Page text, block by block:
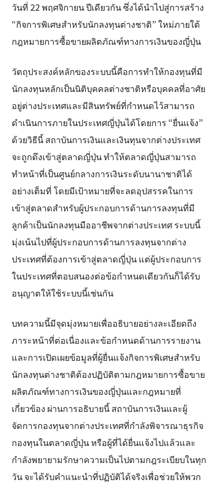
วันที่ 22 พฤศจิกายน ปีเดียวกัน ซึ่งได้นำไปสู่การสร้าง
“กิจการพิเศษสำหรับนักลงทุนต่างชาติ” ใหม่ภายใต้
กฎหมายการซื้อขายผลิตภัณฑ์ทางการเงินของญี่ปุ่น
วัตถุประสงค์หลักของระบบนี้คือการทำให้กองทุนที่มี
นักลงทุนหลักเป็นนิติบุคคลต่างชาติหรือบุคคลที่อาศัย
อยู่ต่างประเทศและมีสินทรัพย์ที่กำหนดไว้สามารถ
ดำเนินการภายในประเทศญี่ปุ่นได้โดยการ “ยื่นแจ้ง”
ด้วยวิธีนี้ สถาบันการเงินและเงินทุนจากต่างประเทศ
จะถูกดึงเข้าสู่ตลาดญี่ปุ่น ทำให้ตลาดญี่ปุ่นสามารถ
ทำหน้าที่เป็นศูนย์กลางการเงินระดับนานาชาติได้
อย่างเต็มที่ โดยมีเป้าหมายที่จะลดอุปสรรคในการ
เข้าสู่ตลาดสำหรับผู้ประกอบการด้านการลงทุนที่มี
ลูกค้าเป็นนักลงทุนมืออาชีพจากต่างประเทศ ระบบนี้
มุ่งเน้นไปที่ผู้ประกอบการด้านการลงทุนจากต่าง
ประเทศที่ต้องการเข้าสู่ตลาดญี่ปุ่น แต่ผู้ประกอบการ
ในประเทศที่ตอบสนองต่อข้อกำหนดเดียวกันก็ได้รับ
อนุญาตให้ใช้ระบบนี้เช่นกัน
บทความนี้มีจุดมุ่งหมายเพื่ออธิบายอย่างละเอียดถึง
ภาระหน้าที่ต่อเนื่องและข้อกำหนดด้านการรายงาน
และการเปิดเผยข้อมูลที่ผู้ยื่นแจ้งกิจการพิเศษสำหรับ
นักลงทุนต่างชาติต้องปฏิบัติตามกฎหมายการซื้อขาย
ผลิตภัณฑ์ทางการเงินของญี่ปุ่นและกฎหมายที่
เกี่ยวข้อง ผ่านการอธิบายนี้ สถาบันการเงินและผู้
จัดการกองทุนจากต่างประเทศที่กำลังพิจารณาธุรกิจ
กองทุนในตลาดญี่ปุ่น หรือผู้ที่ได้ยื่นแจ้งไปแล้วและ
กำลังพยายามรักษาความเป็นไปตามกฎระเบียบในทุก
วัน จะได้รับคำแนะนำที่ปฏิบัติได้จริงเพื่อช่วยให้พวก